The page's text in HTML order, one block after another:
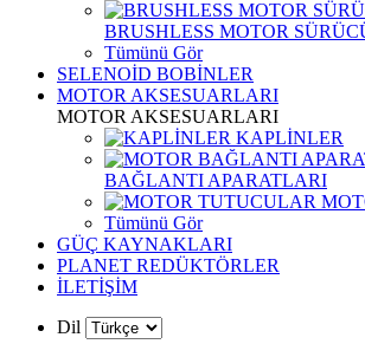
BRUSHLESS MOTOR
Tümünü Gör
SELENOİD BOBİNLER
MOTOR AKSESUARLARI
MOTOR AKSESUARLARI
KAPLİNLER
BAĞLANTI APARATLARI
Tümünü Gör
GÜÇ KAYNAKLARI
PLANET REDÜKTÖRLER
İLETİŞİM
Dil